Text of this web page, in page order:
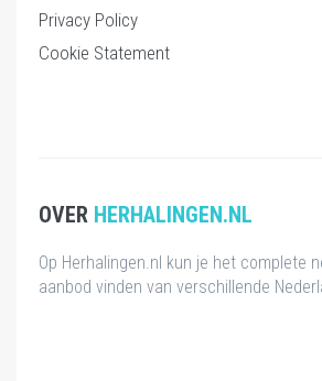
Privacy Policy
Cookie Statement
OVER HERHALINGEN.NL
Op Herhalingen.nl kun je het complete
aanbod vinden van verschillende